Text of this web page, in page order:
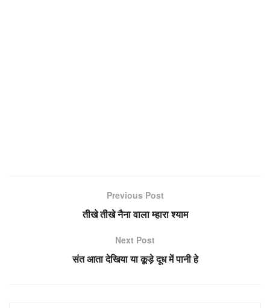
Previous Post
तीखे तीखे नैना वाला म्हारा श्याम
Next Post
संत आता देखिया या कूड़े दूध में पानी हे